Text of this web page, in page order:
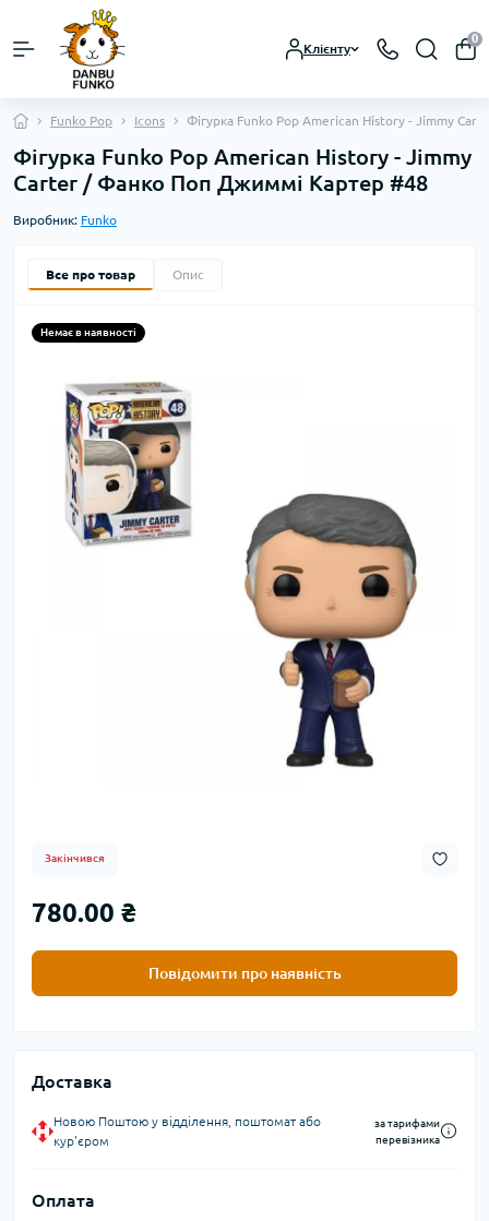
Клієнту
0
Funko Pop Icons Фігурка Funko Pop American History - Jimmy
Фігурка Funko Pop American History - Jimmy
Carter / Фанко Поп Джиммі Картер #48
Виробник: Funko
Все про товар Опис
Немає в наявності
Закінчився
780.00 ₴
Повідомити про наявність
Доставка
Новою Поштою у відділення, поштомат або
кур'єром
за тарифами
перевізника
Оплата